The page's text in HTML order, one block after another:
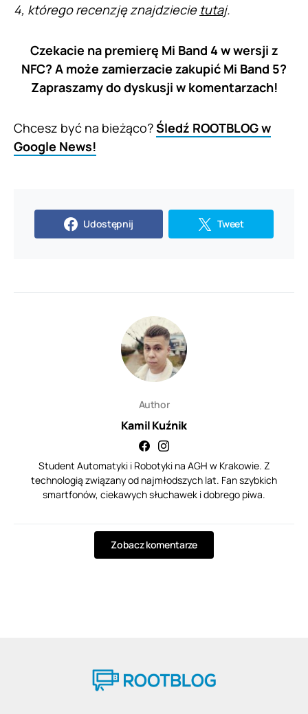
4, którego recenzję znajdziecie tutaj.
Czekacie na premierę Mi Band 4 w wersji z
NFC? A może zamierzacie zakupić Mi Band 5?
Zapraszamy do dyskusji w komentarzach!
Chcesz być na bieżąco?Śledź ROOTBLOG w
Google News!
Udostępnij Tweet
Author
Kamil Kuźnik
Student Automatyki i Robotyki na AGH w Krakowie. Z
technologią związany od najmłodszych lat. Fan szybkich
smartfonów, ciekawych słuchawek i dobrego piwa.
Zobacz komentarze